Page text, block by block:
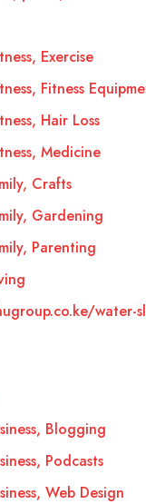
Exercise
Fitness
Hair Loss
Medicine
Crafts
Gardening
Parenting
water-
Blogging
Podcasts
Web Design